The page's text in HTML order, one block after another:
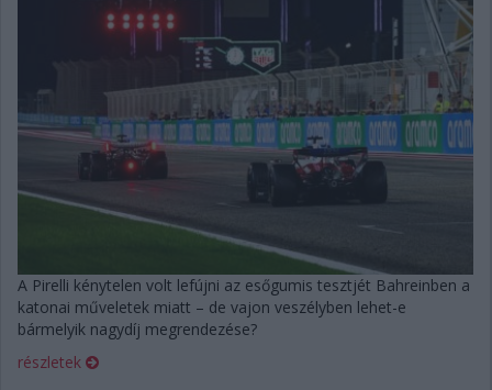
A Pirelli kénytelen volt lefújni az esőgumis tesztjét Bahreinben a
katonai műveletek miatt – de vajon veszélyben lehet-e
bármelyik nagydíj megrendezése?
részletek